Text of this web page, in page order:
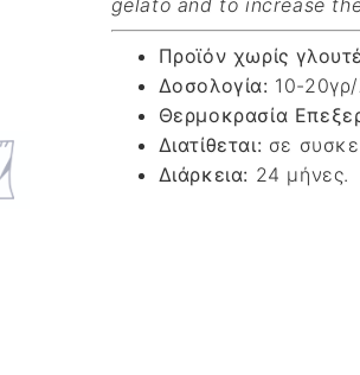
gelato and to increase
Προϊόν χωρίς
Δοσολογία: 10-20γρ/
Θερμοκρασία
Διατίθεται: σε
Διάρκεια: 24 μήνες.